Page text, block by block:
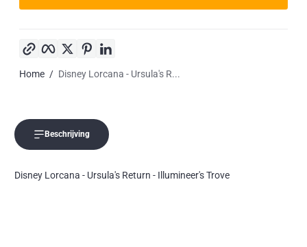
FacebookTwitterPinterest
Home Disney Lorcana - Ursula's R...
Beschrijving
Disney Lorcana - Ursula's Return - Illumineer's Trove